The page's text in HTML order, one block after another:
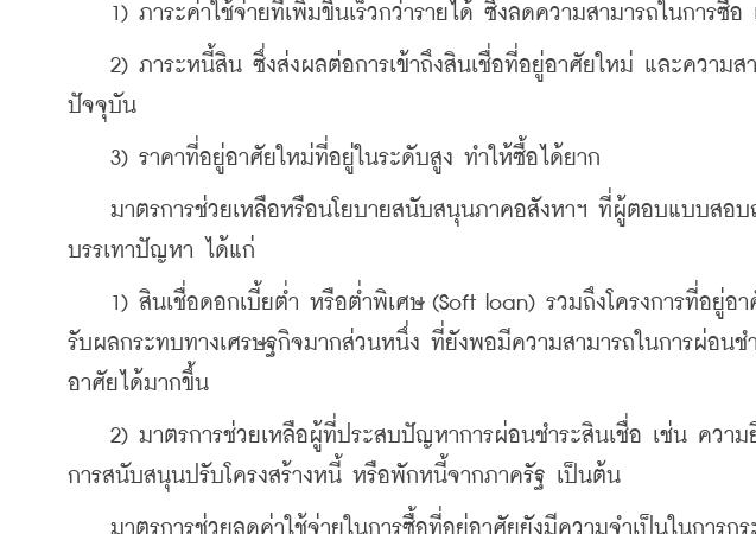
1) ภาระค่าใช้จ่ายที่เพิ่มขึ้นเร็วกว่ารายได้ ซึ่งลดความสามารถในการซื้อ
2) ภาระหนี้สิน ซึ่งส่งผลต่อการเข้าถึงสินเชื่อที่อยู่อาศัยใหม่ และความสา
ปัจจุบัน
3) ราคาที่อยู่อาศัยใหม่ที่อยู่ในระดับสูง ทำให้ซื้อได้ยาก
มาตรการช่วยเหลือหรือนโยบายสนับสนุนภาคอสังหาฯ ที่ผู้ตอบแบบสอบ
บรรเทาปัญหา ได้แก่
1) สินเชื่อดอกเบี้ยต่ำ หรือต่ำพิเศษ (Soft loan) รวมถึงโครงการที่อยู่อา
รับผลกระทบทางเศรษฐกิจมากส่วนหนึ่ง ที่ยังพอมีความสามารถในการผ่อนช
อาศัยได้มากขึ้น
2) มาตรการช่วยเหลือผู้ที่ประสบปัญหาการผ่อนชำระสินเชื่อ เช่น ความ
การสนับสนุนปรับโครงสร้างหนี้ หรือพักหนี้จากภาครัฐ เป็นต้น
มาตรการช่วยลดค่าใช้จ่ายในการซื้อที่อยู่อาศัยยังมีความจำเป็นในการก